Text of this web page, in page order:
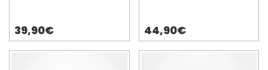
39,90€ 44,90€